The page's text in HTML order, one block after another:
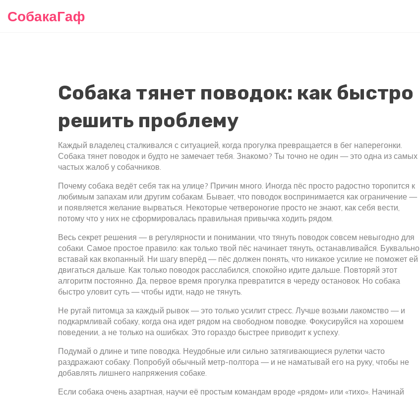
СобакаГаф
Собака тянет поводок: как быстро
решить проблему
Каждый владелец сталкивался с ситуацией, когда прогулка превращается в бег наперегонки.
Собака тянет поводок и будто не замечает тебя. Знакомо? Ты точно не один — это одна из самых
частых жалоб у собачников.
Почему собака ведёт себя так на улице? Причин много. Иногда пёс просто радостно торопится к
любимым запахам или другим собакам. Бывает, что поводок воспринимается как ограничение —
и появляется желание вырваться. Некоторые четвероногие просто не знают, как себя вести,
потому что у них не сформировалась правильная привычка ходить рядом.
Весь секрет решения — в регулярности и понимании, что тянуть поводок совсем невыгодно для
собаки. Самое простое правило: как только твой пёс начинает тянуть, останавливайся. Буквально
вставай как вкопанный. Ни шагу вперёд — пёс должен понять, что никакое усилие не поможет ей
двигаться дальше. Как только поводок расслабился, спокойно идите дальше. Повторяй этот
алгоритм постоянно. Да, первое время прогулка превратится в череду остановок. Но собака
быстро уловит суть — чтобы идти, надо не тянуть.
Не ругай питомца за каждый рывок — это только усилит стресс. Лучше возьми лакомство — и
подкармливай собаку, когда она идет рядом на свободном поводке. Фокусируйся на хорошем
поведении, а не только на ошибках. Это гораздо быстрее приводит к успеху.
Подумай о длине и типе поводка. Неудобные или сильно затягивающиеся рулетки часто
раздражают собаку. Попробуй обычный метр-полтора — и не наматывай его на руку, чтобы не
добавлять лишнего напряжения собаке.
Если собака очень азартная, научи её простым командам вроде «рядом» или «тихо». Начинай